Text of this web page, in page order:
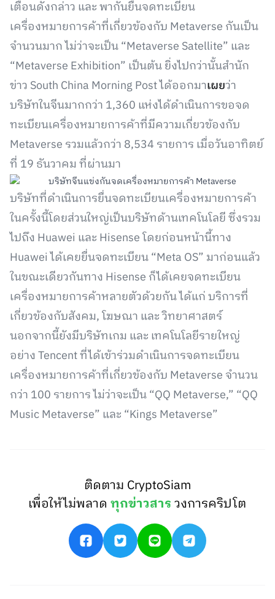
เตือนดังกล่าว และ พากันยื่นจดทะเบียน
เครื่องหมายการค้าที่เกี่ยวข้องกับ Metaverse กันเป็น
จำนวนมาก ไม่ว่าจะเป็น “Metaverse Satellite” และ
“Metaverse Exhibition” เป็นต้น ยิ่งไปกว่านั้นสำนัก
ข่าว South China Morning Post ได้ออกมาเผยว่า
บริษัทในจีนมากกว่า 1,360 แห่งได้ดำเนินการขอจด
ทะเบียนเครื่องหมายการค้าที่มีความเกี่ยวข้องกับ
Metaverse รวมแล้วกว่า 8,534 รายการ เมื่อวันอาทิตย์
ที่ 19 ธันวาคม ที่ผ่านมา
บริษัทที่ดำเนินการยื่นจดทะเบียนเครื่องหมายการค้า
ในครั้งนี้โดยส่วนใหญ่เป็นบริษัทด้านเทคโนโลยี ซึ่งรวม
ไปถึง Huawei และ Hisense โดยก่อนหน้านี้ทาง
Huawei ได้เคยยื่นจดทะเบียน “Meta OS” มาก่อนแล้ว
ในขณะเดียวกันทาง Hisense ก็ได้เคยจดทะเบียน
เครื่องหมายการค้าหลายตัวด้วยกัน ได้แก่ บริการที่
เกี่ยวข้องกับสังคม, โฆษณา และ วิทยาศาสตร์
นอกจากนี้ยังมีบริษัทเกม และ เทคโนโลยีรายใหญ่
อย่าง Tencent ที่ได้เข้าร่วมดำเนินการจดทะเบียน
เครื่องหมายการค้าที่เกี่ยวข้องกับ Metaverse จำนวน
กว่า 100 รายการ ไม่ว่าจะเป็น “QQ Metaverse,” “QQ
Music Metaverse” และ “Kings Metaverse”
ติดตาม CryptoSiam
เพื่อให้ไม่พลาดทุกข่าวสารวงการคริปโต